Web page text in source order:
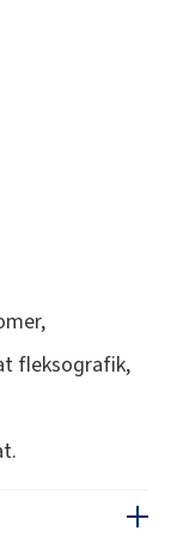
fleksografik,